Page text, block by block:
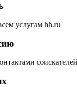
услугам hh.ru
соискателей